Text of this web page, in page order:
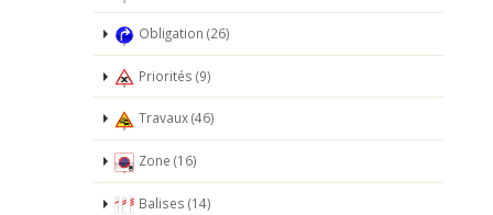
Obligation (26)
Priorités (9)
Travaux (46)
Zone (16)
Balises (14)